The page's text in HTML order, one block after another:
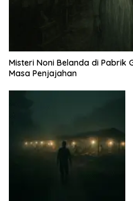
Misteri Noni Belanda di Pabrik
Masa Penjajahan